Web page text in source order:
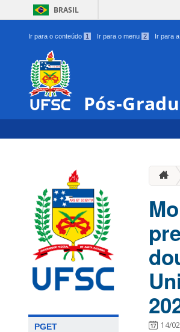
BRASIL
Ir para o conteúdo 1 Ir para o menu 2 Ir para
Pós-
PGET 14/